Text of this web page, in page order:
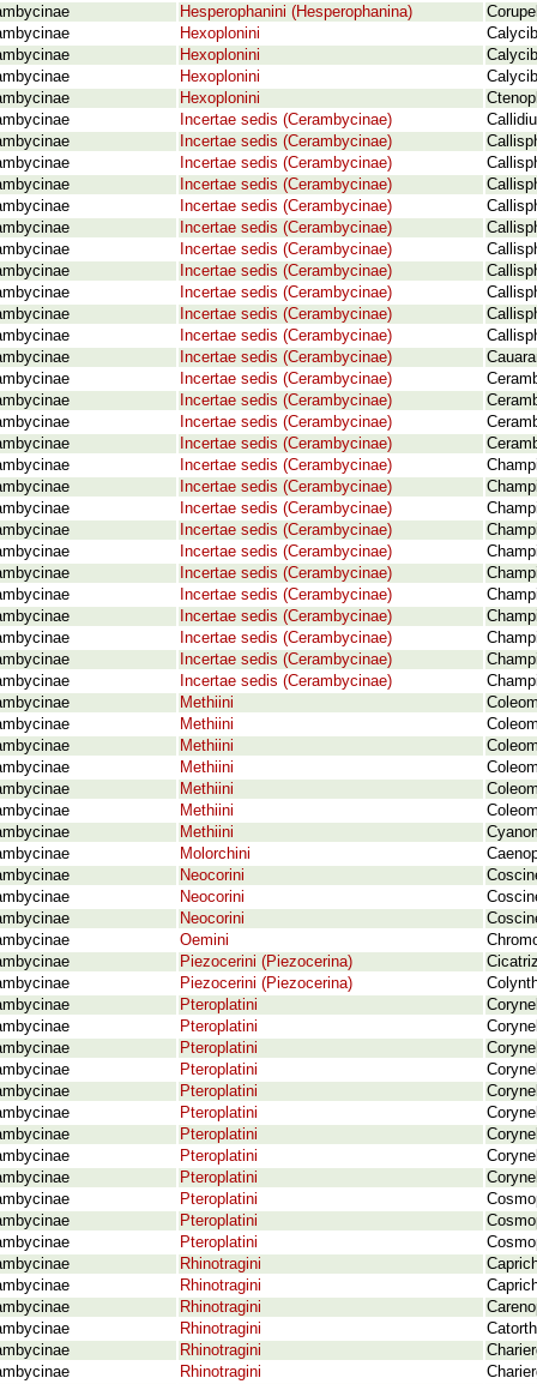
Hesperophanini (Hesperophanina)
Hexoplonini
Hexoplonini
Hexoplonini
Hexoplonini
Incertae sedis (Cerambycinae)
Incertae sedis (Cerambycinae)
Incertae sedis (Cerambycinae)
Incertae sedis (Cerambycinae)
Incertae sedis (Cerambycinae)
Incertae sedis (Cerambycinae)
Incertae sedis (Cerambycinae)
Incertae sedis (Cerambycinae)
Incertae sedis (Cerambycinae)
Incertae sedis (Cerambycinae)
Incertae sedis (Cerambycinae)
Incertae sedis (Cerambycinae)
Incertae sedis (Cerambycinae)
Incertae sedis (Cerambycinae)
Incertae sedis (Cerambycinae)
Incertae sedis (Cerambycinae)
Incertae sedis (Cerambycinae)
Incertae sedis (Cerambycinae)
Incertae sedis (Cerambycinae)
Incertae sedis (Cerambycinae)
Incertae sedis (Cerambycinae)
Incertae sedis (Cerambycinae)
Incertae sedis (Cerambycinae)
Incertae sedis (Cerambycinae)
Incertae sedis (Cerambycinae)
Incertae sedis (Cerambycinae)
Incertae sedis (Cerambycinae)
Methiini
Methiini
Methiini
Methiini
Methiini
Methiini
Methiini
Molorchini
Neocorini
Neocorini
Neocorini
Oemini
Piezocerini (Piezocerina)
Piezocerini (Piezocerina)
Pteroplatini
Pteroplatini
Pteroplatini
Pteroplatini
Pteroplatini
Pteroplatini
Pteroplatini
Pteroplatini
Pteroplatini
Pteroplatini
Pteroplatini
Pteroplatini
Rhinotragini
Rhinotragini
Rhinotragini
Rhinotragini
Rhinotragini
Rhinotragini